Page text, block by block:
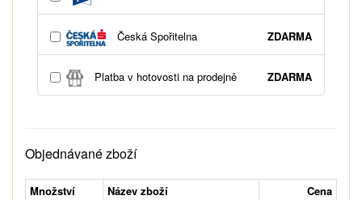
Česká Spořitelna ZDARMA
Platba v hotovosti na prodejně ZDARMA
Objednávané zboží
Množství Název zboží
Cena